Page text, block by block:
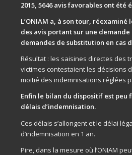
2015, 5646 avis favorables ont été
L’ONIAM a, à son tour, réexaminé
des avis portant sur une
demandes de substitution en cas
Résultat : les saisines directes des
victimes contestaient les décisions
moitié des indemnisations réglées
Enfin le bilan du dispositif est
délais d’indemnisation.
Ces délais s’allongent et le délai
d’indemnisation en 1 an.
Pire, dans la mesure où l’ONIAM